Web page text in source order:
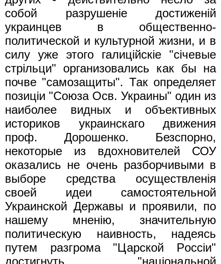
собой разрушенiе достиженiй
украинцев в общественно-
политической и культурной жизни, и в
силу уже этого галицiйскiе "сiчевые
стрiльци" организовались как бы на
почве "самозащиты". Так определяет
позицiи "Союза Осв. Украины" один из
наиболее видных и объективных
историков украинскаго движения
проф. Дорошенко. Безспорно,
некоторые из вдохновителей СОУ
оказались не очень разборчивыми в
выборе средства осуществленiя
своей идеи самостоятельной
Украинской Державы и проявили, по
нашему мненiю, значительную
политическую наивность, надеясь
путем разгрома "Царской Pocciи"
достигнуть "нацiональной